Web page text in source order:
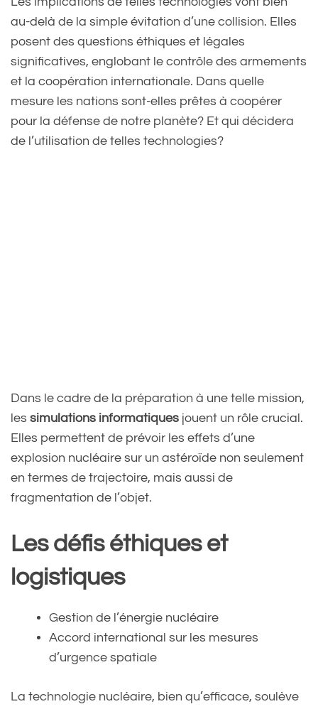
au-delà de la simple évitation d’une collision. Elles
posent des questions éthiques et légales
significatives, englobant le contrôle des armements
et la coopération internationale. Dans quelle
mesure les nations sont-elles prêtes à coopérer
pour la défense de notre planète? Et qui décidera
de l’utilisation de telles technologies?
Dans le cadre de la préparation à une telle mission,
les simulations informatiques jouent un rôle crucial.
Elles permettent de prévoir les effets d’une
explosion nucléaire sur un astéroïde non seulement
en termes de trajectoire, mais aussi de
fragmentation de l’objet.
Les défis éthiques et
logistiques
Gestion de l’énergie nucléaire
Accord international sur les mesures
d’urgence spatiale
La technologie nucléaire, bien qu’efficace, soulève